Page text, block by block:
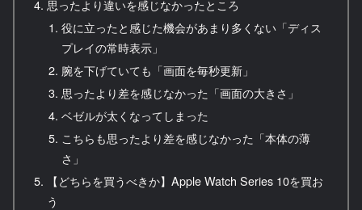
思ったより違いを感じなかったところ
役に立ったと感じた機会があまり多くない「ディス
プレイの常時表示」
腕を下げていても「画面を毎秒更新」
思ったより差を感じなかった「画面の大きさ」
ベゼルが太くなってしまった
こちらも思ったより差を感じなかった「本体の薄
さ」
【どちらを買うべきか】Apple Watch Series 10を買お
う